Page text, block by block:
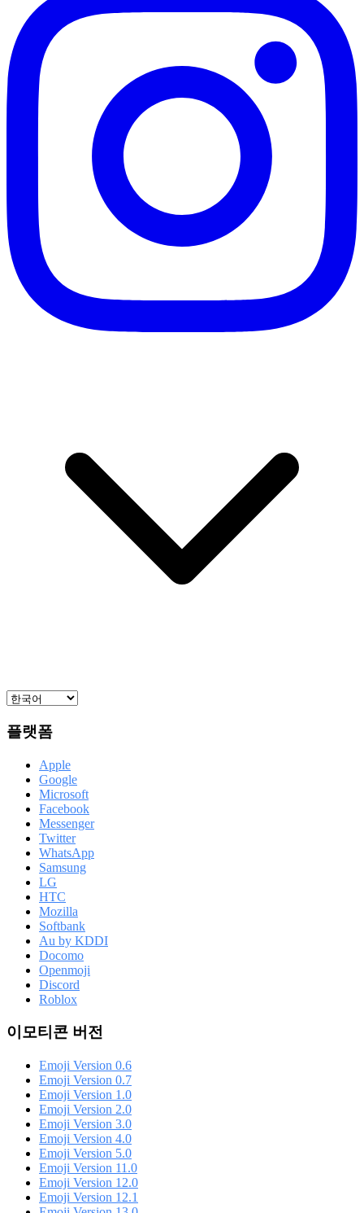
플랫폼
Apple
Google
Microsoft
Facebook
Messenger
Twitter
WhatsApp
Samsung
LG
HTC
Mozilla
Softbank
Au by KDDI
Docomo
Openmoji
Discord
Roblox
이모티콘 버전
Emoji Version 0.6
Emoji Version 0.7
Emoji Version 1.0
Emoji Version 2.0
Emoji Version 3.0
Emoji Version 4.0
Emoji Version 5.0
Emoji Version 11.0
Emoji Version 12.0
Emoji Version 12.1